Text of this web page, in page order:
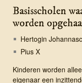
Basisscholen
worden
Hertogin
Pius X
Kinderen worden
eigenaar een